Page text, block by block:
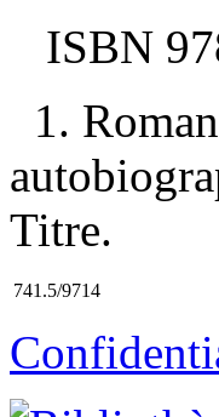
ISBN
1.
Titre.
741.5/9714